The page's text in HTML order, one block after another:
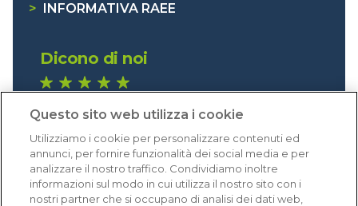
>
INFORMATIVA RAEE
Dicono di noi
Eccellente (4,8)
Acquisti verificati
Questo sito web utilizza i cookie
Utilizziamo i cookie per personalizzare contenuti ed
annunci, per fornire funzionalità dei social media e per
analizzare il nostro traffico. Condividiamo inoltre
informazioni sul modo in cui utilizza il nostro sito con i
nostri partner che si occupano di analisi dei dati web,